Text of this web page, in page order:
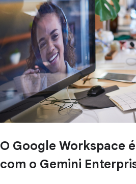
O Google Workspace
com o Gemini